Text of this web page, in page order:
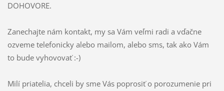
DOHOVORE.
Zanechajte nám kontakt, my sa Vám veľmi radi a vďačne
ozveme telefonicky alebo mailom, alebo sms, tak ako Vám
to bude vyhovovať :-)
Milí priatelia, chceli by sme Vás poprosiť o porozumenie pri